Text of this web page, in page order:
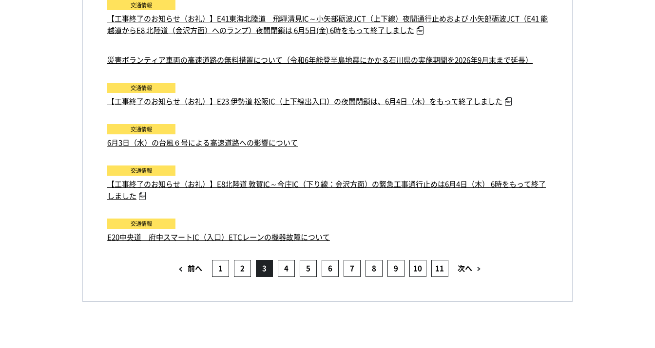
交通情報
【工事終了のお知らせ（お礼）】E41東海北陸道 飛驒清見IC～小矢部砺波JCT（上下線）夜間通行止めおよび 小矢部砺波JCT（E41 能
越道からE8 北陸道（金沢方面）へのランプ）夜間閉鎖は 6月5日(金) 6時をもって終了しました
災害ボランティア車両の高速道路の無料措置について（令和6年能登半島地震にかかる石川県の実施期間を2026年9月末まで延長）
交通情報
【工事終了のお知らせ（お礼）】E23 伊勢道 松阪IC（上下線出入口）の夜間閉鎖は、6月4日（木）をもって終了しました
交通情報
6月3日（水）の台風６号による高速道路への影響について
交通情報
【工事終了のお知らせ（お礼）】E8北陸道 敦賀IC～今庄IC（下り線：金沢方面）の緊急工事通行止めは6月4日（木） 6時をもって終了
しました
交通情報
E20中央道 府中スマートIC（入口）ETCレーンの機器故障について
前へ 1 2 3 4 5 6 7 8 9 10 11 次へ